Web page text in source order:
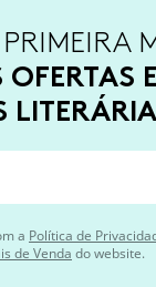
E
a Política de
de Venda do website.